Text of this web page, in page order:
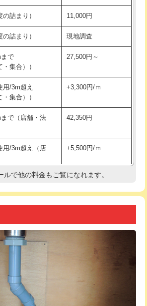
器・分岐水栓） 16,500円
ル加工) 16,500円
ド止め) 3,300円
金具設置)
使用（バンド止
5,500円
削・埋め戻し作
11,000円
（VP・HI）使
33,000円
（VP・HI）使
+8,800円
ング鋼管・銅
用/3ｍまで)
ニング鋼管・銅
用/3ｍ超え)
削・埋め戻し作
11,000円~
工事/3ｍまで） 55,000円
詰まり） 11,000円
詰まり） 現地調査
で
・集合））
27,500円～
/3m超え
・集合））
+3,300円/ｍ
で（店舗・法
42,350円
/3m超え（店
+5,500円/ｍ
現地調査
で
/3m超え
8,800円
水処理・清掃・修
11,000円
ルで他の料金もご覧になれます。